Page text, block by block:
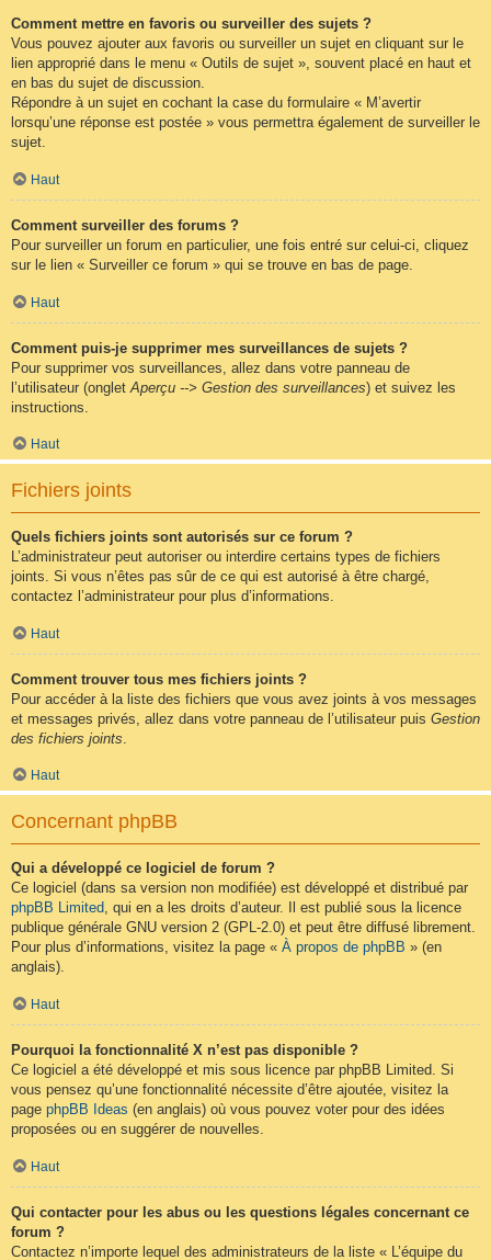
Comment mettre en favoris ou surveiller des sujets ?
Vous pouvez ajouter aux favoris ou surveiller un sujet en cliquant sur le
lien approprié dans le menu « Outils de sujet », souvent placé en haut et
en bas du sujet de discussion.
Répondre à un sujet en cochant la case du formulaire « M’avertir
lorsqu’une réponse est postée » vous permettra également de surveiller le
sujet.
Haut
Comment surveiller des forums ?
Pour surveiller un forum en particulier, une fois entré sur celui-ci, cliquez
sur le lien « Surveiller ce forum » qui se trouve en bas de page.
Haut
Comment puis-je supprimer mes surveillances de sujets ?
Pour supprimer vos surveillances, allez dans votre panneau de
l’utilisateur (onglet Aperçu --> Gestion des surveillances) et suivez les
instructions.
Haut
Fichiers joints
Quels fichiers joints sont autorisés sur ce forum ?
L’administrateur peut autoriser ou interdire certains types de fichiers
joints. Si vous n’êtes pas sûr de ce qui est autorisé à être chargé,
contactez l’administrateur pour plus d’informations.
Haut
Comment trouver tous mes fichiers joints ?
Pour accéder à la liste des fichiers que vous avez joints à vos messages
et messages privés, allez dans votre panneau de l’utilisateur puis Gestion
des fichiers joints
Haut
Concernant phpBB
Qui a développé ce logiciel de forum ?
Ce logiciel (dans sa version non modifiée) est développé et distribué par
phpBB Limited, qui en a les droits d’auteur. Il est publié sous la licence
publique générale GNU version 2 (GPL-2.0) et peut être diffusé librement.
Pour plus d’informations, visitez la page « À propos de phpBB » (en
anglais).
Haut
Pourquoi la fonctionnalité X n’est pas disponible ?
Ce logiciel a été développé et mis sous licence par phpBB Limited. Si
vous pensez qu’une fonctionnalité nécessite d’être ajoutée, visitez la
page phpBB Ideas (en anglais) où vous pouvez voter pour des idées
proposées ou en suggérer de nouvelles.
Haut
Qui contacter pour les abus ou les questions légales concernant ce
forum ?
Contactez n’importe lequel des administrateurs de la liste « L’équipe du